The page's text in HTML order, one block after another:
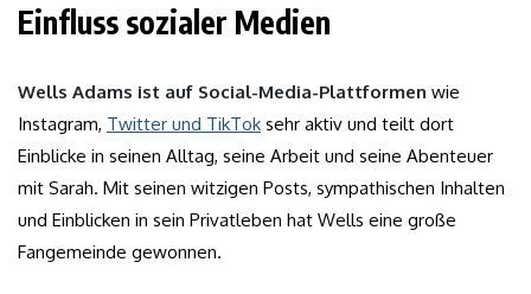
Einfluss sozialer Medien
Wells Adams ist auf Social-Media-Plattformen wie
Instagram, Twitter und TikTok sehr aktiv und teilt dort
Einblicke in seinen Alltag, seine Arbeit und seine Abenteuer
mit Sarah. Mit seinen witzigen Posts, sympathischen Inhalten
und Einblicken in sein Privatleben hat Wells eine große
Fangemeinde gewonnen.